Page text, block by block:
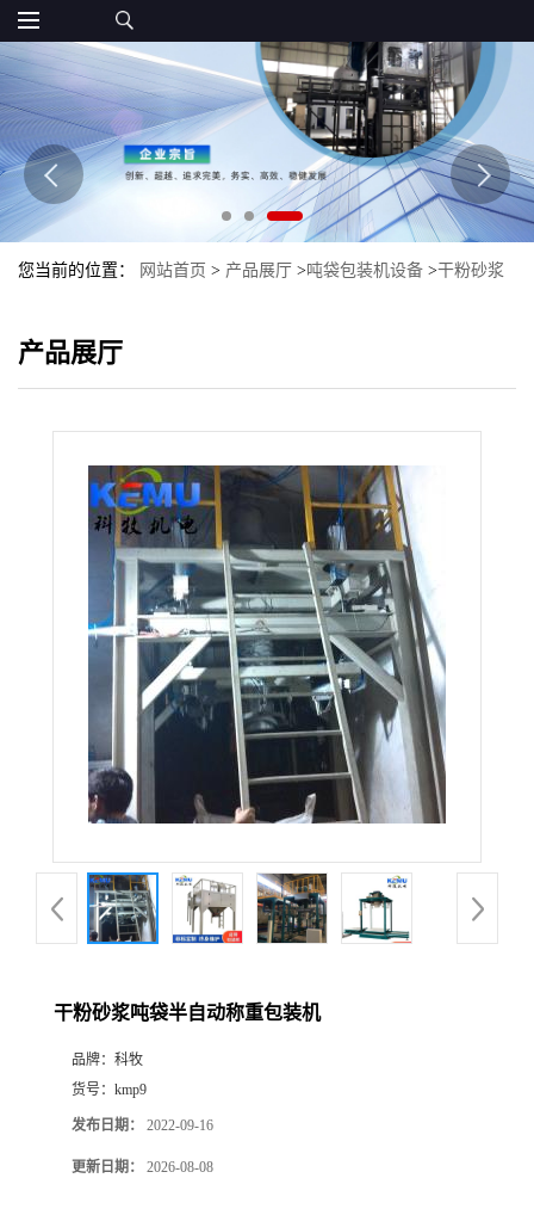
您当前的位置： 网站首页 > 产品展厅 >吨袋包装机设备 >干粉砂浆
产品展厅
干粉砂浆吨袋半自动称重包装机
品牌： 科牧
货号： kmp9
发布日期： 2022-09-16
更新日期： 2026-08-08